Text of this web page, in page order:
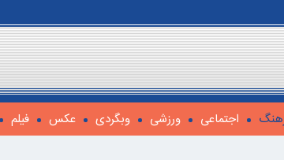
اجتماعی ورزشی وبگردی عکس فیلم